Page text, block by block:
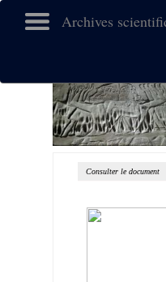
Archives
Consulter le document